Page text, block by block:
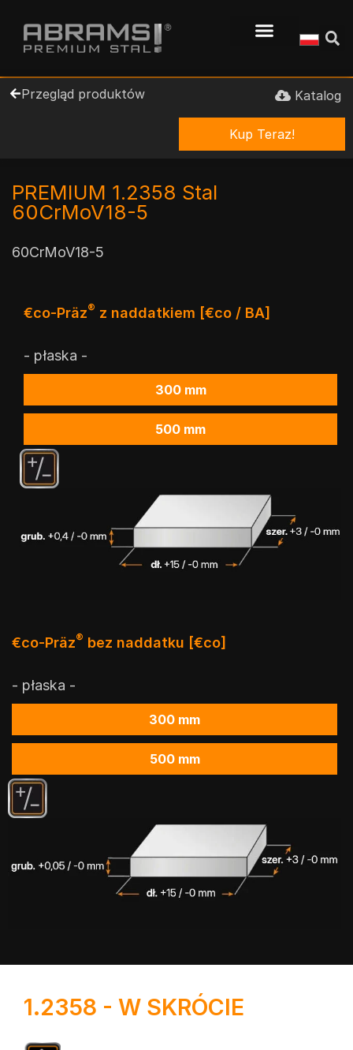
Przegląd produktów Katalog
Kup Teraz!
PREMIUM 1.2358 Stal
60CrMoV18-5
60CrMoV18-5
€co-Präz® z naddatkiem [€co / BA]
- płaska -
300 mm
500 mm
€co-Präz® bez naddatku [€co]
- płaska -
300 mm
500 mm
1.2358 - W SKRÓCIE